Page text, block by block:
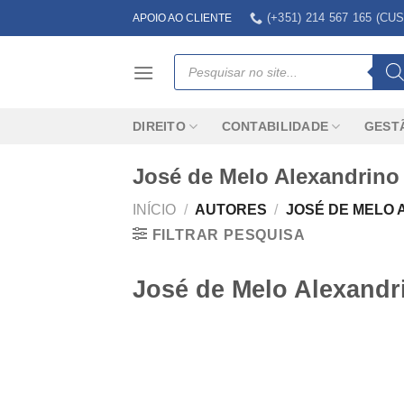
to
APOIO AO CLIENTE (+351) 214 567 165
Products
search
DIREITO CONTABILIDADE
José de Melo Alexandrino
INÍCIO / AUTORES / JOSÉ DE MELO
FILTRAR PESQUISA
José de Melo